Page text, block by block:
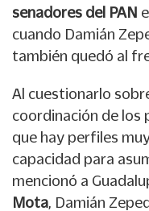
senadores del PAN
cuando Damián
también quedó al
Al cuestionarlo
coordinación de los
que hay perfiles
capacidad para
mencionó a
Mota , Damián